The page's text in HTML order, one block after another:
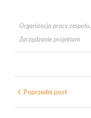
Organizacja pracy zespołu,
Zarządzanie projektam
Poprzedni post